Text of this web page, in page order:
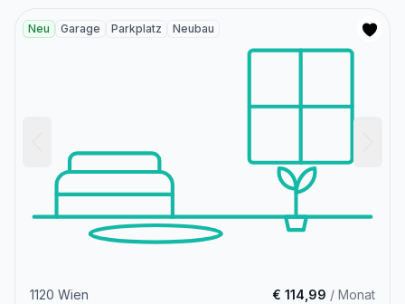
Neu Garage Parkplatz Neubau
1120 Wien € 114,99 / Monat